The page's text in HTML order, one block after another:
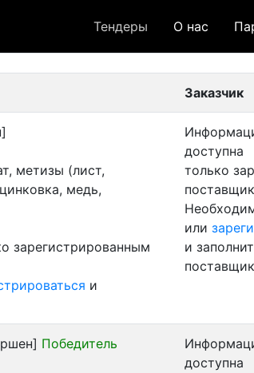
Тендеры О нас
Заказчик
метизы (лист,
медь,
зарегистрированным
и
доступна
только
или
и
Победитель
доступна